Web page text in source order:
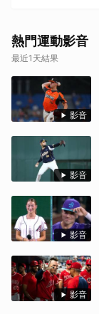
熱門運動影音
最近1天結果
影音
影音
影音
影音